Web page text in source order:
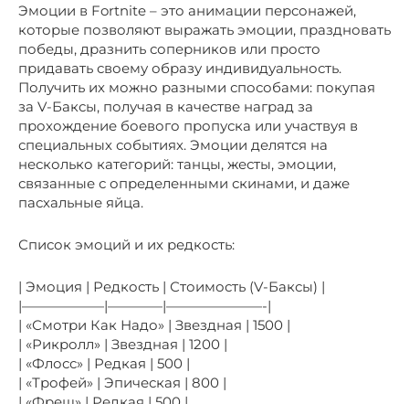
Эмоции в Fortnite – это анимации персонажей,
которые позволяют выражать эмоции, праздновать
победы, дразнить соперников или просто
придавать своему образу индивидуальность.
Получить их можно разными способами: покупая
за V-Баксы, получая в качестве наград за
прохождение боевого пропуска или участвуя в
специальных событиях. Эмоции делятся на
несколько категорий: танцы, жесты, эмоции,
связанные с определенными скинами, и даже
пасхальные яйца.
Список эмоций и их редкость:
| Эмоция | Редкость | Стоимость (V-Баксы) |
|——————|————|———————-|
| «Смотри Как Надо» | Звездная | 1500 |
| «Рикролл» | Звездная | 1200 |
| «Флосс» | Редкая | 500 |
| «Трофей» | Эпическая | 800 |